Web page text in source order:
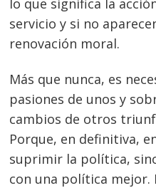
lo que significa la
servicio y si no
renovación moral.
Más que nunca, es
pasiones de unos y
cambios de otros
Porque, en definitiva,
suprimir la política,
con una política mejor.